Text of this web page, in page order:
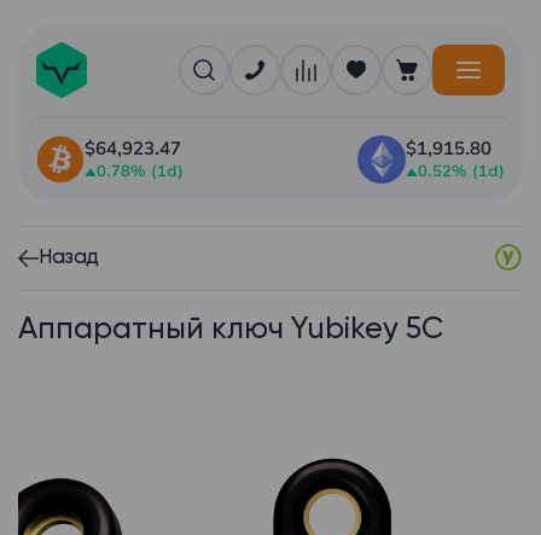
$64,923.47
0.78% (1d)
$1,915.80
0.52% (1d)
Назад
Аппаратный ключ Yubikey 5C